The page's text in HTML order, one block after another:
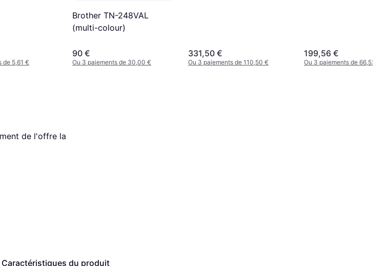
de 5,61 €
Brother TN-248VAL
(multi-colour)
90 €
Ou 3 paiements de 30,00 €
331,50 €
Ou 3 paiements de 110,50 €
199,56 €
Ou 3 paiements de 66,52 €
de l'offre la
Caractéristiques du produit